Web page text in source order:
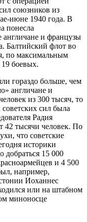
союзников из
июне 1940 года. В
понесла
англичане и французы
Балтийский флот во
по максимальным
19 боевых.
гораздо больше, чем
англичане и
из 300 тысяч, то
сил была
Радия
42 тысячи человек. По
что советские
историки
добраться 15 000
и 4 500
например,
Иоханнес
или на штабном
миноносце